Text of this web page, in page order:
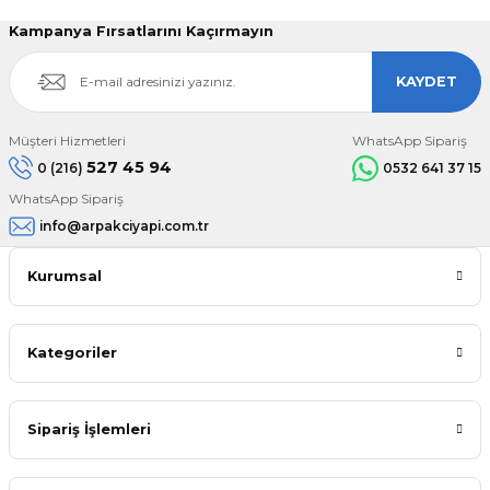
Kampanya Fırsatlarını Kaçırmayın
KAYDET
Müşteri Hizmetleri
0 (216) 527 45 94
WhatsApp Sipariş
0532 641 37 15
WhatsApp Sipariş
info@arpakciyapi.com.tr
Kurumsal
Kategoriler
Sipariş İşlemleri